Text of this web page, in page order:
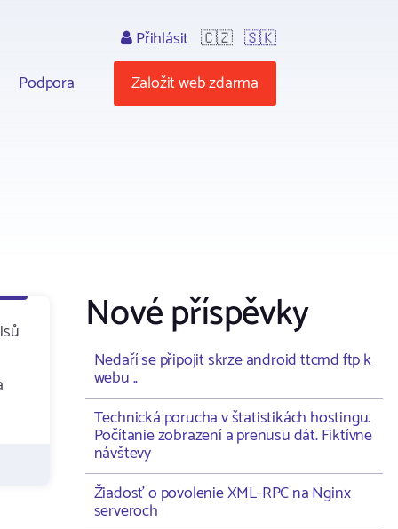
Podpora
Přihlásit 🇨🇿 🇸🇰
Založit web zdarma
Nové příspěvky
Nedaří se připojit skrze android ttcmd ftp k
webu ..
Technická porucha v štatistikách hostingu.
Počítanie zobrazení a prenusu dát. Fiktívne
návštevy
Žiadosť o povolenie XML-RPC na Nginx
serveroch